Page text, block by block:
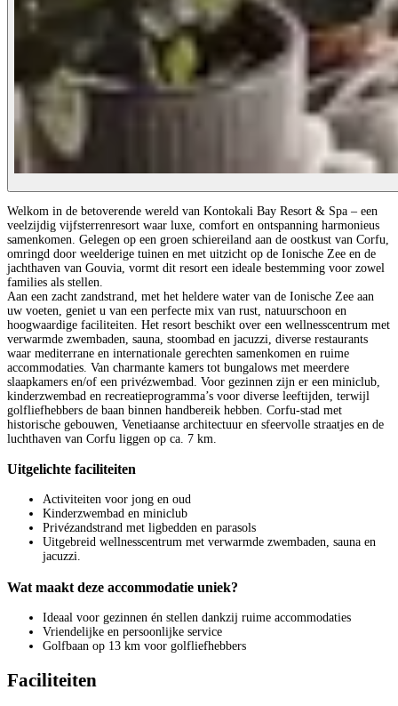
Welkom in de betoverende wereld van Kontokali Bay Resort & Spa – een
veelzijdig vijfsterrenresort waar luxe, comfort en ontspanning harmonieus
samenkomen. Gelegen op een groen schiereiland aan de oostkust van Corfu,
omringd door weelderige tuinen en met uitzicht op de Ionische Zee en de
jachthaven van Gouvia, vormt dit resort een ideale bestemming voor zowel
families als stellen.
Aan een zacht zandstrand, met het heldere water van de Ionische Zee aan
uw voeten, geniet u van een perfecte mix van rust, natuurschoon en
hoogwaardige faciliteiten. Het resort beschikt over een wellnesscentrum met
verwarmde zwembaden, sauna, stoombad en jacuzzi, diverse restaurants
waar mediterrane en internationale gerechten samenkomen en ruime
accommodaties. Van charmante kamers tot bungalows met meerdere
slaapkamers en/of een privézwembad. Voor gezinnen zijn er een miniclub,
kinderzwembad en recreatieprogramma’s voor diverse leeftijden, terwijl
golfliefhebbers de baan binnen handbereik hebben. Corfu-stad met
historische gebouwen, Venetiaanse architectuur en sfeervolle straatjes en de
luchthaven van Corfu liggen op ca. 7 km.
Uitgelichte faciliteiten
Activiteiten voor jong en oud
Kinderzwembad en miniclub
Privézandstrand met ligbedden en parasols
Uitgebreid wellnesscentrum met verwarmde zwembaden, sauna en
jacuzzi.
Wat maakt deze accommodatie uniek?
Ideaal voor gezinnen én stellen dankzij ruime accommodaties
Vriendelijke en persoonlijke service
Golfbaan op 13 km voor golfliefhebbers
Faciliteiten